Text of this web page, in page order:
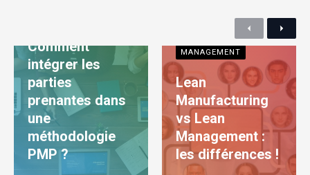
PreviousNext
Comment
intégrer les
parties
prenantes dans
une
méthodologie
PMP ?
MANAGEMENT
Lean
Manufacturing
vs Lean
Management :
les différences !